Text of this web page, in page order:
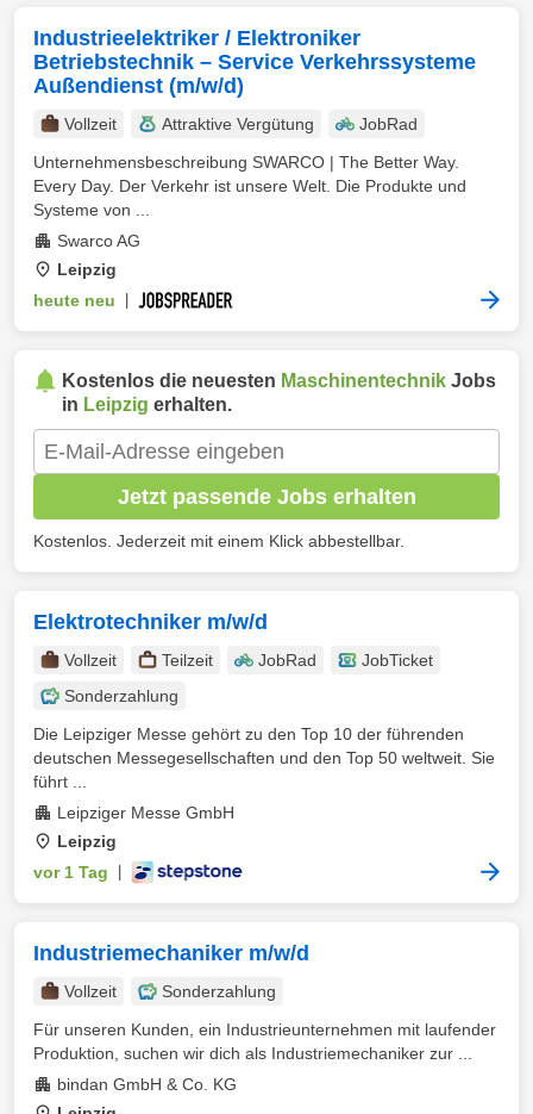
Industrieelektriker / Elektroniker
Betriebstechnik – Service Verkehrssysteme
Außendienst (m/w/d)
Vollzeit Attraktive Vergütung
JobRad
Unternehmensbeschreibung SWARCO | The Better Way.
Every Day. Der Verkehr ist unsere Welt. Die Produkte und
Systeme von ...
Swarco AG
Leipzig
heute neu
Kostenlos die neuesten Maschinentechnik Jobs
in Leipzig erhalten.
Jetzt passende Jobs erhalten
Kostenlos. Jederzeit mit einem Klick abbestellbar.
Elektrotechniker m/w/d
Vollzeit Teilzeit JobRad
JobTicket
Sonderzahlung
Die Leipziger Messe gehört zu den Top 10 der führenden
deutschen Messegesellschaften und den Top 50 weltweit. Sie
führt ...
Leipziger Messe GmbH
Leipzig
vor 1 Tag
Industriemechaniker m/w/d
Vollzeit
Sonderzahlung
Für unseren Kunden, ein Industrieunternehmen mit laufender
Produktion, suchen wir dich als Industriemechaniker zur ...
bindan GmbH & Co. KG